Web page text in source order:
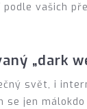
vašich
„dark
svět, i
se jen málokdo